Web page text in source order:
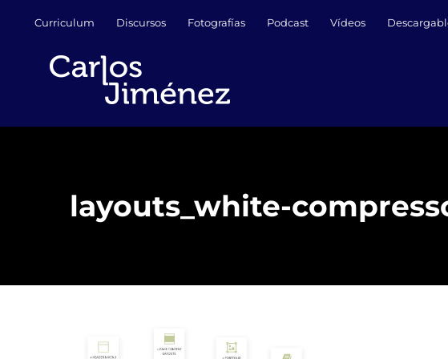
contenido
Curriculum Discursos Fotografías Podcast Vídeos
layouts_white-